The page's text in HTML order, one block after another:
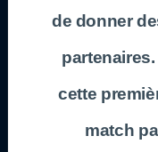
de donner
cette
match